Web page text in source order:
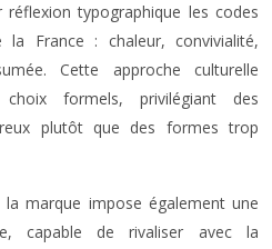
typographique les codes
France : chaleur, convivialité,
Cette approche culturelle
formels, privilégiant des
plutôt que des formes trop
marque impose également une
capable de rivaliser avec la